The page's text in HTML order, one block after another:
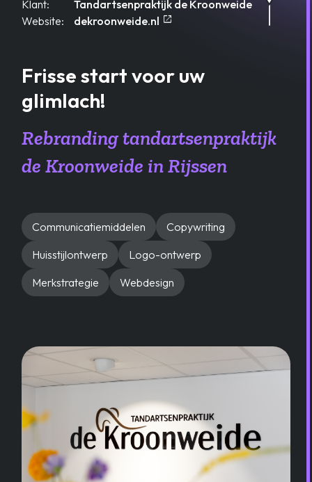
Klant:
Tandartsenpraktijk de Kroonweide
Website:
dekroonweide.nl open_in_new
Frisse start voor uw
glimlach!
Rebranding tandartsenpraktijk
de Kroonweide in Rijssen
Communicatiemiddelen
Copywriting
Huisstijlontwerp
Logo-ontwerp
Merkstrategie
Webdesign